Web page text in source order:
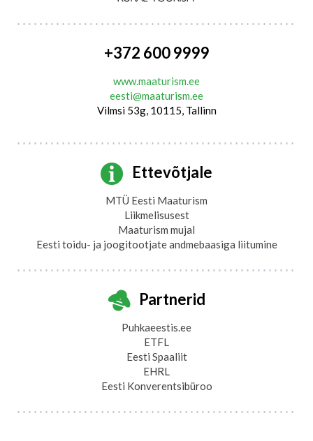
+372 600 9999
www.maaturism.ee
eesti@maaturism.ee
Vilmsi 53g, 10115, Tallinn
Ettevõtjale
MTÜ Eesti Maaturism
Liikmelisusest
Maaturism mujal
Eesti toidu- ja joogitootjate andmebaasiga liitumine
Partnerid
Puhkaeestis.ee
ETFL
Eesti Spaaliit
EHRL
Eesti Konverentsibüroo